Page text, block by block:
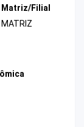
Matriz/Filial
MATRIZ